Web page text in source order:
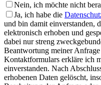
Nein, ich möchte nicht
Ja, ich habe die
und bin damit einverstanden,
elektronisch erhoben und
dabei nur streng
Beantwortung meiner
Kontaktformulars erkläre ich
einverstanden. Nach
erhobenen Daten gelöscht,